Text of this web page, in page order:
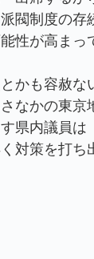
閥制度の
性が高まっ
かも容赦な
なかの東
県内議員
対策を打